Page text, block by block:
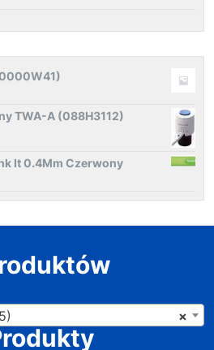
TWA-A (088H3112)
It 0.4Mm Czerwony
×